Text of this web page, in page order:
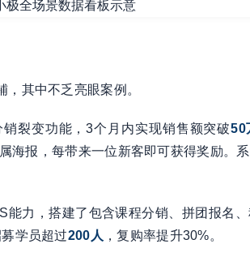
其中不乏亮眼案例。
裂变功能，3个月内实现销售额突破50
海报，每带来一位新客即可获得奖励。系
力，搭建了包含课程分销、拼团报名
学员超过200人 ，复购率提升30%。